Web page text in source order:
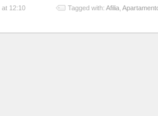
at 12:10 Tagged with: Afilia